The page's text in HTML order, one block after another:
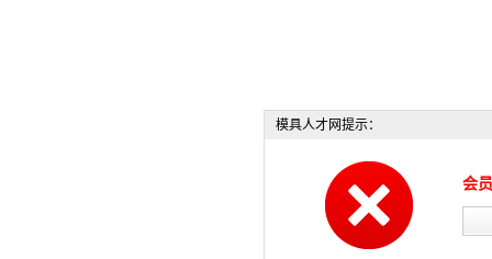
模具人才网提示：
会